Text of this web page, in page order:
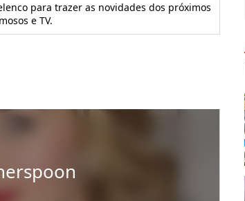
para trazer as novidades dos próximos
e TV.